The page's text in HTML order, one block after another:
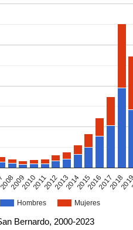
Hombres Mujeres
2009201020112012201320142015201620172018
Bernardo, 2000-2023